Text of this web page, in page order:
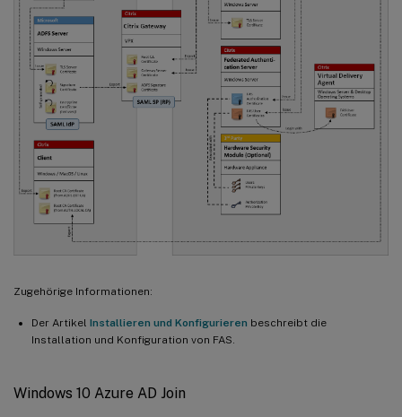
Zugehörige Informationen:
Der Artikel Installieren und Konfigurieren beschreibt die
Installation und Konfiguration von FAS.
Windows 10 Azure AD Join